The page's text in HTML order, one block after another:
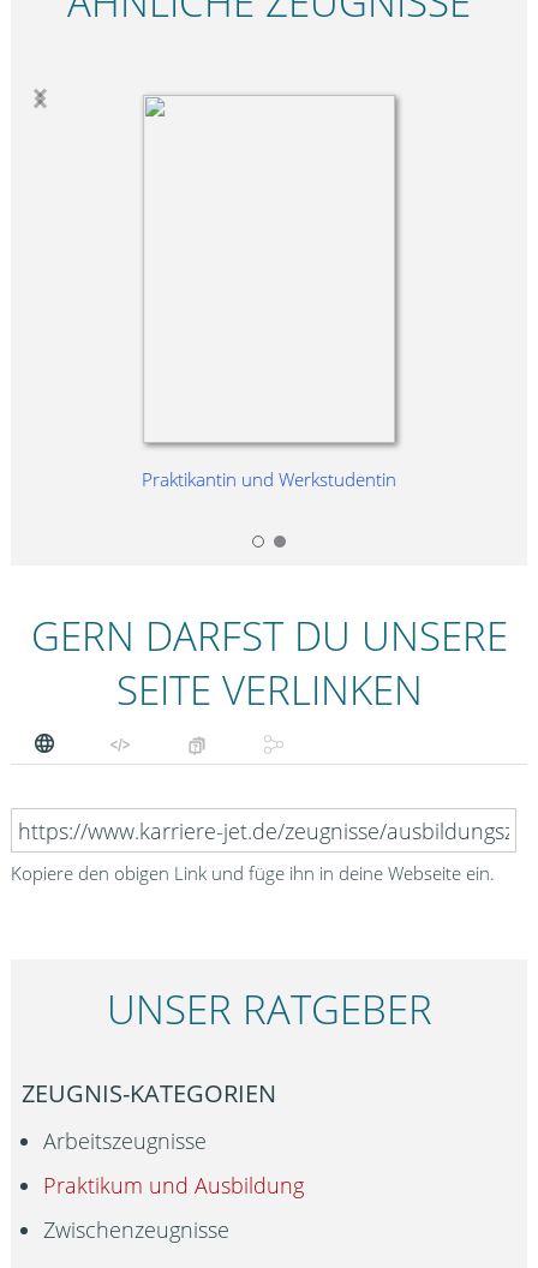
Praktikantin und Werkstudentin
GERN DARFST DU UNSERE
SEITE VERLINKEN
Kopiere den obigen Link und füge ihn in deine Webseite ein.
UNSER RATGEBER
ZEUGNIS-KATEGORIEN
Arbeitszeugnisse
Praktikum und Ausbildung
Zwischenzeugnisse